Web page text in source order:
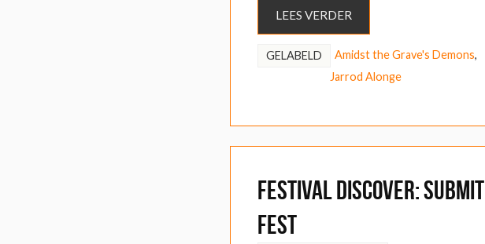
LEES VERDER
GELABELD Amidst the Grave's Demons,
Jarrod Alonge
FESTIVAL DISCOVER: Submit
Fest